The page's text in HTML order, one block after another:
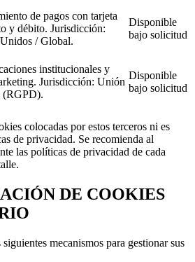
de pagos con tarjeta
y débito. Jurisdicción:
/ Global.
Disponible
bajo solicitud
institucionales y
Jurisdicción: Unión
(RGPD).
Disponible
bajo solicitud
colocadas por estos terceros ni es
de privacidad. Se recomienda al
las políticas de privacidad de cada
DE COOKIES
mecanismos para gestionar sus